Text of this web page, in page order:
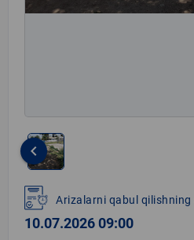
1
of
1
keyboard_arrow_left
Arizalarni qabul
10.07.2026 09:00